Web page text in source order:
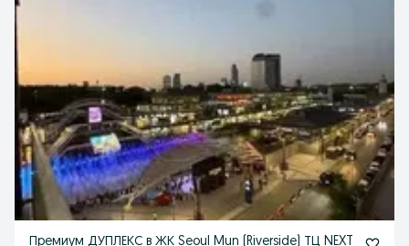
Премиум ДУПЛЕКС в ЖК Seoul Mun (Riverside) ТЦ NEXT